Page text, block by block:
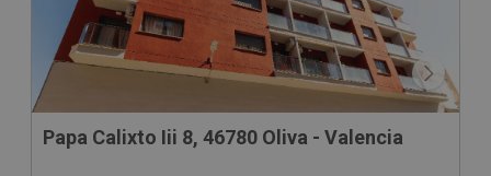
Papa Calixto Iii 8, 46780 Oliva - Valencia